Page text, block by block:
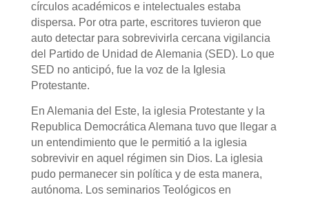
círculos académicos e intelectuales estaba
dispersa. Por otra parte, escritores tuvieron que
auto detectar para sobrevivirla cercana vigilancia
del Partido de Unidad de Alemania (SED). Lo que
SED no anticipó, fue la voz de la Iglesia
Protestante.
En Alemania del Este, la iglesia Protestante y la
Republica Democrática Alemana tuvo que llegar a
un entendimiento que le permitió a la iglesia
sobrevivir en aquel régimen sin Dios. La iglesia
pudo permanecer sin política y de esta manera,
autónoma. Los seminarios Teológicos en